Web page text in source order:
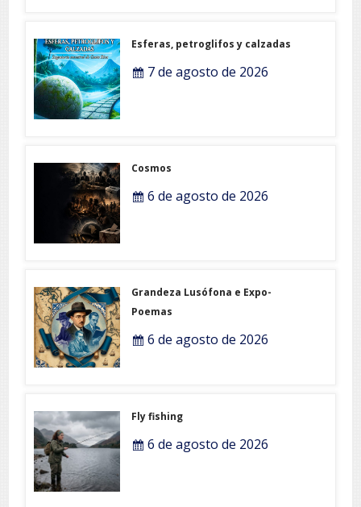
Esferas, petroglifos y calzadas
7 de agosto de 2026
Cosmos
6 de agosto de 2026
Grandeza Lusófona e Expo-
Poemas
6 de agosto de 2026
Fly fishing
6 de agosto de 2026